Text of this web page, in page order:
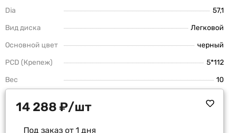
Dia
57,1
Вид диска
Легковой
Основной цвет
черный
PCD (Крепеж)
5*112
Вес
10
14 288 ₽/шт
Под заказ от 1 дня